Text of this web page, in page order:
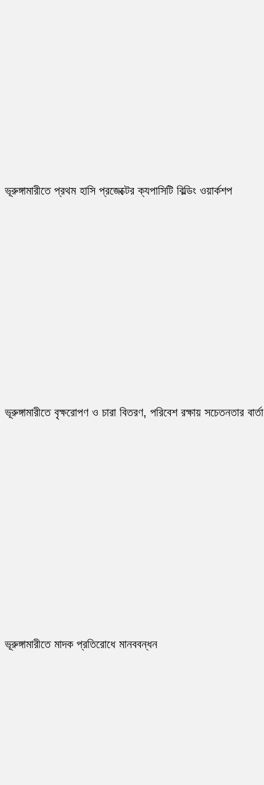
ভূরুঙ্গামারীতে প্রথম হাসি প্রজেক্টের ক্যপাসিটি বিল্ডিং ওয়ার্কশপ
ভূরুঙ্গামারীতে বৃক্ষরোপণ ও চারা বিতরণ, পরিবেশ রক্ষায় সচেতনতার বার্তা
ভূরুঙ্গামারীতে মাদক প্রতিরোধে মানববন্ধন